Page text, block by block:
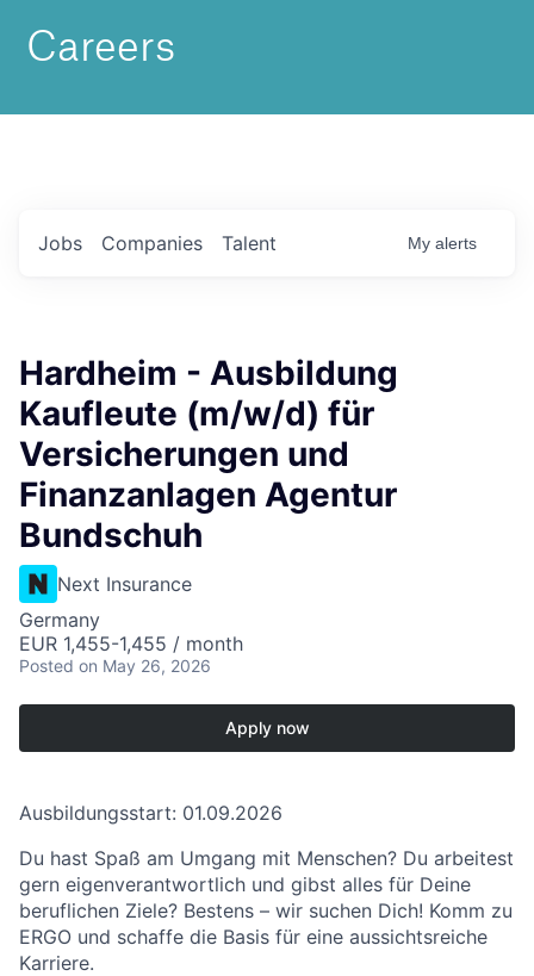
Careers
Jobs Companies Talent My alerts
Hardheim - Ausbildung
Kaufleute (m/w/d) für
Versicherungen und
Finanzanlagen Agentur
Bundschuh
Next Insurance
Germany
EUR 1,455-1,455 / month
Posted on May 26, 2026
Apply now
Ausbildungsstart: 01.09.2026
Du hast Spaß am Umgang mit Menschen? Du arbeitest
gern eigenverantwortlich und gibst alles für Deine
beruflichen Ziele? Bestens – wir suchen Dich! Komm zu
ERGO und schaffe die Basis für eine aussichtsreiche
Karriere.